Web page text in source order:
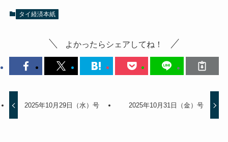
タイ経済本紙
よかったらシェアしてね！
2025年10月29日（水）号 2025年10月31日（金）号